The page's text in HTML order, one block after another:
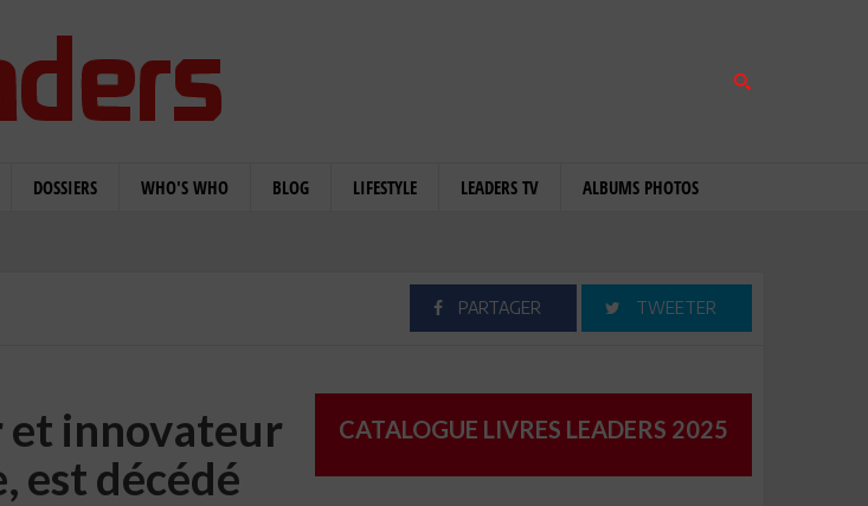
DOSSIERS WHO'S WHO BLOG LIFESTYLE LEADERS TV ALBUMS PHOTOS
PARTAGER TWEETER
et innovateur
est décédé
CATALOGUE LIVRES LEADERS 2025